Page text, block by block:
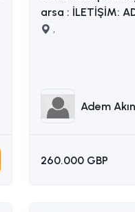
arsa : İLETİŞİM: ADEM AKIN
05338314949
,
Adem Akın
260.000 GBP